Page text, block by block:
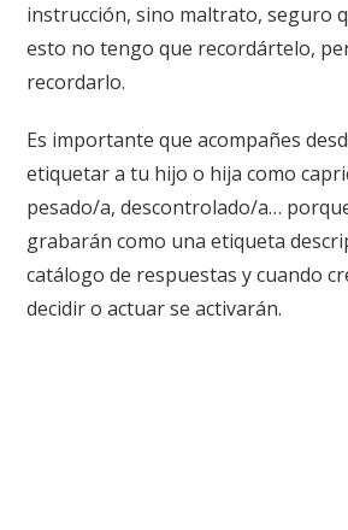
instrucción, sino maltrato, seguro
esto no tengo que recordártelo,
recordarlo.
Es importante que acompañes
etiquetar a tu hijo o hija como
pesado/a, descontrolado/a…
grabarán como una etiqueta
catálogo de respuestas y cuando
decidir o actuar se activarán.